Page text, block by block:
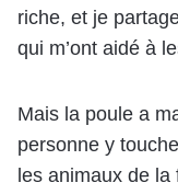
riche, et je
qui m’ont aidé à
Mais la poule a
personne y
les animaux de la